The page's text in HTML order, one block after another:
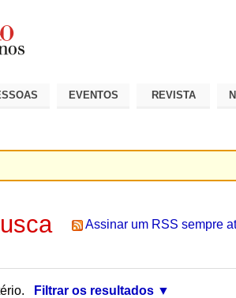
EVENTOS REVISTA
Assinar um RSS sempre
Filtrar os resultados